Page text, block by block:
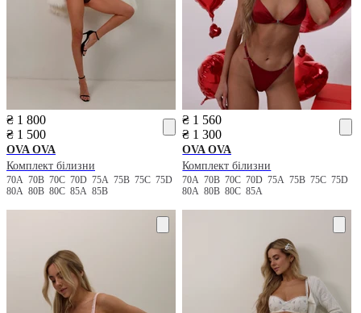
₴ 1 800
₴ 1 500
OVA OVA
Комплект білизни
70A 70B 70C 70D 75A 75B 75C 75D
80A 80B 80C 85A 85B
₴ 1 560
₴ 1 300
OVA OVA
Комплект білизни
70A70B70C70D75A75B75C75D
80A80B80C85A